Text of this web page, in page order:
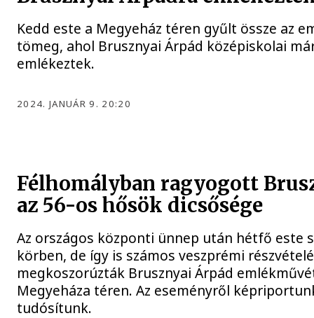
Kedd este a Megyeház téren gyűlt össze az
tömeg, ahol Brusznyai Árpád középiskolai
emlékeztek.
2024. JANUÁR 9. 20:20
Félhomályban ragyogott
az 56-os hősök dicsősége
Az országos központi ünnep után hétfő este
körben, de így is számos veszprémi
megkoszorúzták Brusznyai Árpád
Megyeháza téren. Az eseményről
tudósítunk.